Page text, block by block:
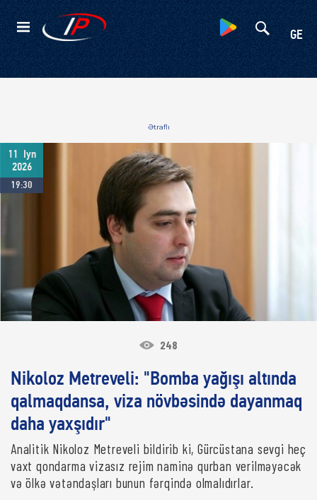
GE
Kateqoriyalar
Ətraflı
11
Iyn
2026
19:30
248
Nikoloz Metreveli: "Bomba yağışı altında
qalmaqdansa, viza növbəsində dayanmaq
daha yaxşıdır"
Analitik Nikoloz Metreveli bildirib ki, Gürcüstana sevgi heç
vaxt qondarma vizasız rejim naminə qurban verilməyəcək
və ölkə vətəndaşları bunun fərqində olmalıdırlar.